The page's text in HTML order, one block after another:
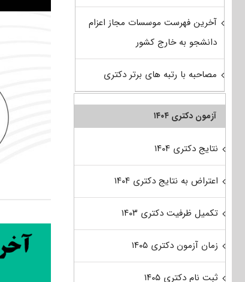
آخرین فهرست موسسات مجاز اعزام
دانشجو به خارج کشور
مصاحبه با رتبه های برتر دکتری
آزمون دکتری ۱۴۰۴
نتایج دکتری ۱۴۰۴
اعتراض به نتایج دکتری ۱۴۰۴
تکمیل ظرفیت دکتری ۱۴۰۳
زمان آزمون دکتری ۱۴۰۵
ثبت نام دکتری ۱۴۰۵